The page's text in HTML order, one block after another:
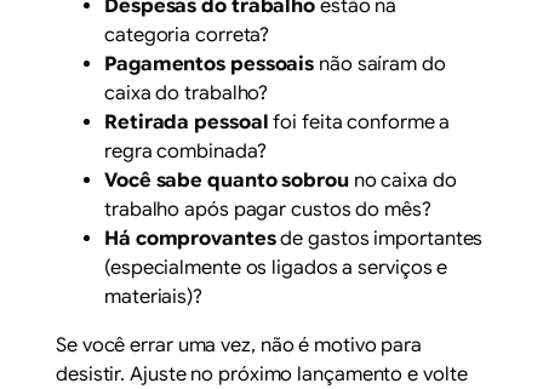
Despesas do trabalho estão na
categoria correta?
Pagamentos pessoais não saíram do
caixa do trabalho?
Retirada pessoal foi feita conforme a
regra combinada?
Você sabe quanto sobrouno caixa do
trabalho após pagar custos do mês?
Há comprovantesde gastos importantes
(especialmente os ligados a serviços e
materiais)?
Se você errar uma vez, não é motivo para
desistir. Ajuste no próximo lançamento e volte